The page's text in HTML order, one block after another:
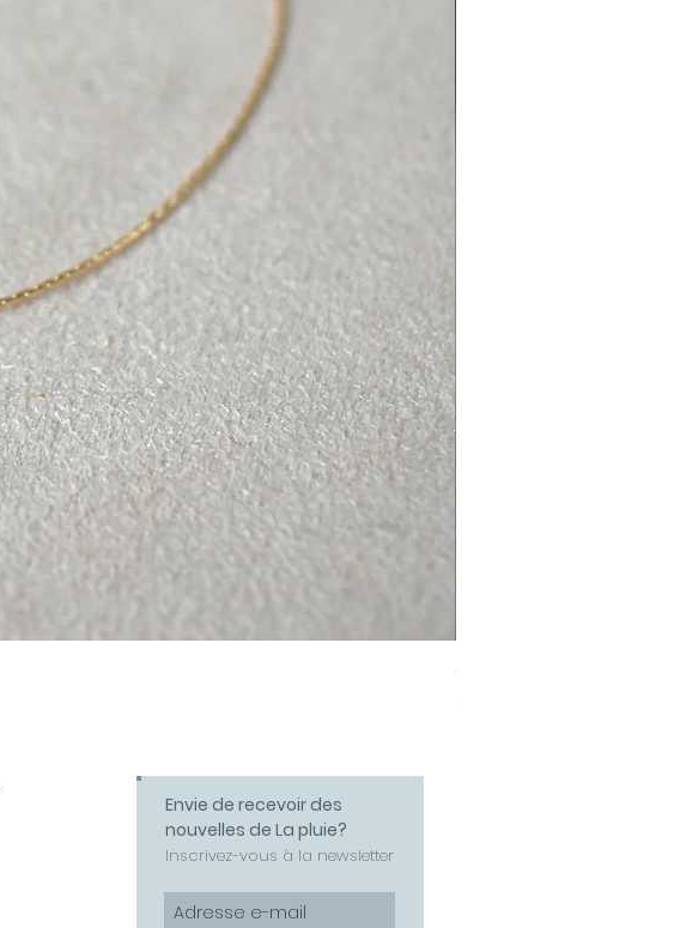
Collier Amour
Prix
58,00 €
Envie de recevoir des
nouvelles de La pluie?
Inscrivez-vous à la newsletter